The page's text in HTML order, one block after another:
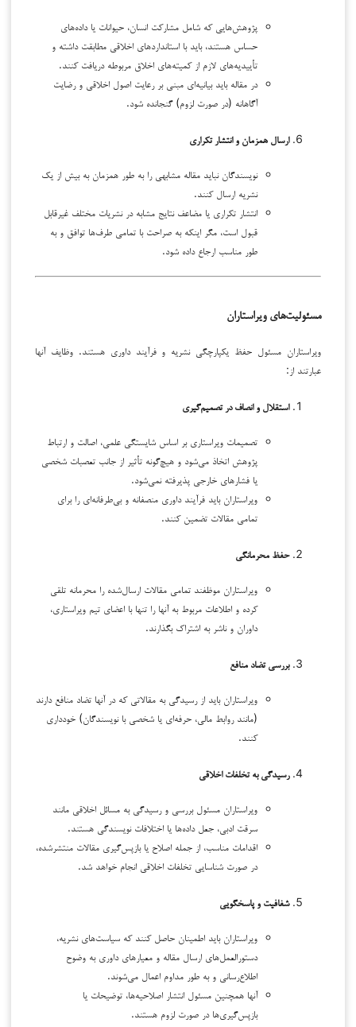
پژوهش‌هایی که شامل مشارکت انسان، حیوانات یا داده‌های
حساس هستند، باید با استانداردهای اخلاقی مطابقت داشته و
تأییدیه‌های لازم از کمیته‌های اخلاق مربوطه دریافت کنند.
در مقاله باید بیانیه‌ای مبنی بر رعایت اصول اخلاقی و رضایت
آگاهانه (در صورت لزوم) گنجانده شود.
ارسال همزمان و انتشار تکراری
نویسندگان نباید مقاله مشابهی را به طور همزمان به بیش از یک
نشریه ارسال کنند.
انتشار تکراری یا مضاعف نتایج مشابه در نشریات مختلف غیرقابل
قبول است، مگر اینکه به صراحت با تمامی طرف‌ها توافق و به
طور مناسب ارجاع داده شود.
مسئولیت‌های ویراستاران
ویراستاران مسئول حفظ یکپارچگی نشریه و فرآیند داوری هستند. وظایف آنها
عبارتند از:
استقلال و انصاف در تصمیم‌گیری
تصمیمات ویراستاری بر اساس شایستگی علمی، اصالت و ارتباط
پژوهش اتخاذ می‌شود و هیچ‌گونه تأثیر از جانب تعصبات شخصی
یا فشارهای خارجی پذیرفته نمی‌شود.
ویراستاران باید فرآیند داوری منصفانه و بی‌طرفانه‌ای را برای
تمامی مقالات تضمین کنند.
حفظ محرمانگی
ویراستاران موظفند تمامی مقالات ارسال‌شده را محرمانه تلقی
کرده و اطلاعات مربوط به آنها را تنها با اعضای تیم ویراستاری،
داوران و ناشر به اشتراک بگذارند.
بررسی تضاد منافع
ویراستاران باید از رسیدگی به مقالاتی که در آنها تضاد منافع دارند
(مانند روابط مالی، حرفه‌ای یا شخصی با نویسندگان) خودداری
کنند.
رسیدگی به تخلفات اخلاقی
ویراستاران مسئول بررسی و رسیدگی به مسائل اخلاقی مانند
سرقت ادبی، جعل داده‌ها یا اختلافات نویسندگی هستند.
اقدامات مناسب، از جمله اصلاح یا بازپس‌گیری مقالات منتشرشده،
در صورت شناسایی تخلفات اخلاقی انجام خواهد شد.
شفافیت و پاسخگویی
ویراستاران باید اطمینان حاصل کنند که سیاست‌های نشریه،
دستورالعمل‌های ارسال مقاله و معیارهای داوری به وضوح
اطلاع‌رسانی و به طور مداوم اعمال می‌شوند.
آنها همچنین مسئول انتشار اصلاحیه‌ها، توضیحات یا
بازپس‌گیری‌ها در صورت لزوم هستند.